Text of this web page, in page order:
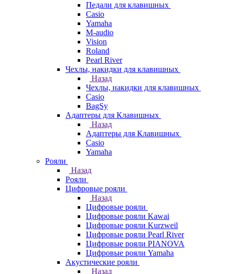
Педали для клавишных
Casio
Yamaha
M-audio
Vision
Roland
Pearl River
Чехлы, накидки для клавишных
Назад
Чехлы, накидки для клавишных
Casio
BagSy
Адаптеры для Клавишных
Назад
Адаптеры для Клавишных
Casio
Yamaha
Рояли
Назад
Рояли
Цифровые рояли
Назад
Цифровые рояли
Цифровые рояли Kawai
Цифровые рояли Kurzweil
Цифровые рояли Pearl River
Цифровые рояли PIANOVA
Цифровые рояли Yamaha
Акустические рояли
Назад